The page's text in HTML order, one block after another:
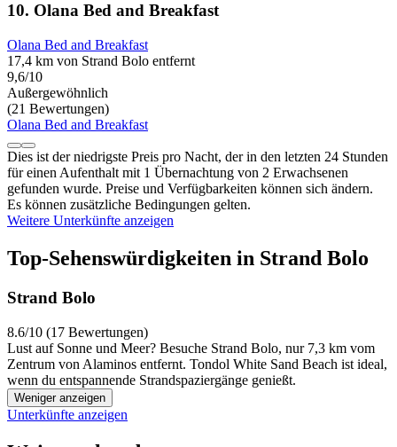
10. Olana Bed and Breakfast
Olana Bed and Breakfast
17,4 km von Strand Bolo entfernt
9,6/10
Außergewöhnlich
(21 Bewertungen)
Olana Bed and Breakfast
Dies ist der niedrigste Preis pro Nacht, der in den letzten 24 Stunden
für einen Aufenthalt mit 1 Übernachtung von 2 Erwachsenen
gefunden wurde. Preise und Verfügbarkeiten können sich ändern.
Es können zusätzliche Bedingungen gelten.
Weitere Unterkünfte anzeigen
Top-Sehenswürdigkeiten in Strand Bolo
Strand Bolo
8.6/10 (17 Bewertungen)
Lust auf Sonne und Meer? Besuche Strand Bolo, nur 7,3 km vom
Zentrum von Alaminos entfernt. Tondol White Sand Beach ist ideal,
wenn du entspannende Strandspaziergänge genießt.
Weniger anzeigen
Unterkünfte anzeigen